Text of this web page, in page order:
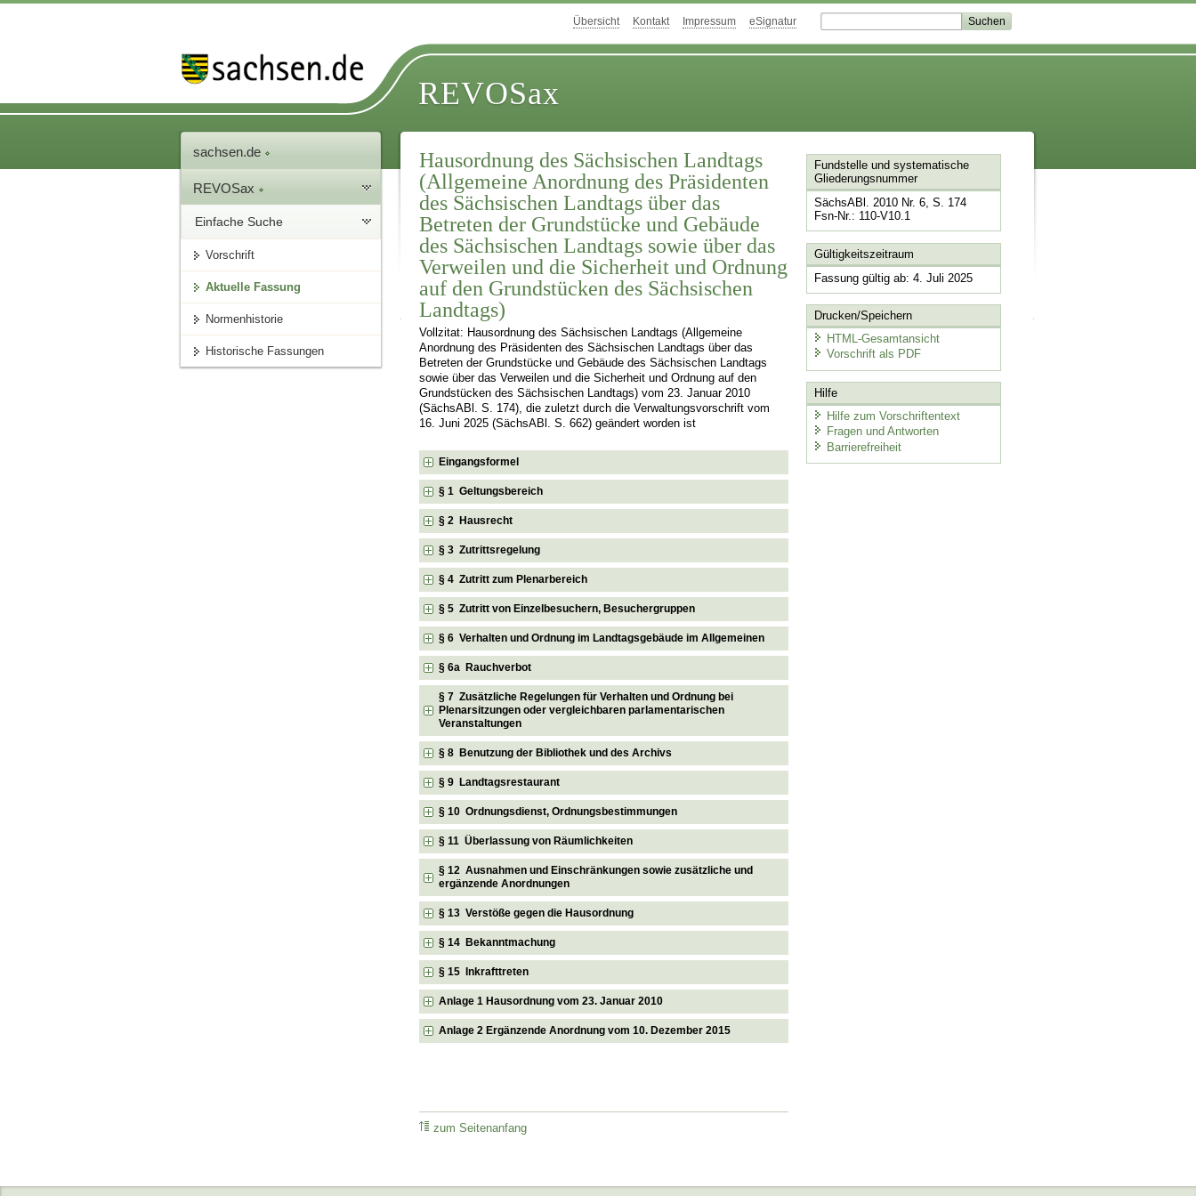
Übersicht Kontakt Impressum eSignatur
REVOSax
sachsen.de
REVOSax
Einfache Suche
Vorschrift
Aktuelle Fassung
Normenhistorie
Historische Fassungen
Hausordnung des Sächsischen Landtags
(Allgemeine Anordnung des Präsidenten
des Sächsischen Landtags über das
Betreten der Grundstücke und Gebäude
des Sächsischen Landtags sowie über das
Verweilen und die Sicherheit und Ordnung
auf den Grundstücken des Sächsischen
Landtags)
Vollzitat: Hausordnung des Sächsischen Landtags (Allgemeine
Anordnung des Präsidenten des Sächsischen Landtags über das
Betreten der Grundstücke und Gebäude des Sächsischen Landtags
sowie über das Verweilen und die Sicherheit und Ordnung auf den
Grundstücken des Sächsischen Landtags) vom 23. Januar 2010
(SächsABl. S. 174), die zuletzt durch die Verwaltungsvorschrift vom
16. Juni 2025 (SächsABl. S. 662) geändert worden ist
Eingangsformel
§ 1 Geltungsbereich
§ 2 Hausrecht
§ 3 Zutrittsregelung
§ 4 Zutritt zum Plenarbereich
§ 5 Zutritt von Einzelbesuchern, Besuchergruppen
§ 6 Verhalten und Ordnung im Landtagsgebäude im Allgemeinen
§ 6a Rauchverbot
§ 7 Zusätzliche Regelungen für Verhalten und Ordnung bei
Plenarsitzungen oder vergleichbaren parlamentarischen
Veranstaltungen
§ 8 Benutzung der Bibliothek und des Archivs
§ 9 Landtagsrestaurant
§ 10 Ordnungsdienst, Ordnungsbestimmungen
§ 11 Überlassung von Räumlichkeiten
§ 12 Ausnahmen und Einschränkungen sowie zusätzliche und
ergänzende Anordnungen
§ 13 Verstöße gegen die Hausordnung
§ 14 Bekanntmachung
§ 15 Inkrafttreten
Anlage 1 Hausordnung vom 23. Januar 2010
Anlage 2 Ergänzende Anordnung vom 10. Dezember 2015
zum Seitenanfang
Fundstelle und systematische
Gliederungsnummer
SächsABl. 2010 Nr. 6, S. 174
Fsn-Nr.: 110-V10.1
Gültigkeitszeitraum
Fassung gültig ab: 4. Juli 2025
Drucken/Speichern
HTML-Gesamtansicht
Vorschrift als PDF
Hilfe
Hilfe zum Vorschriftentext
Fragen und Antworten
Barrierefreiheit